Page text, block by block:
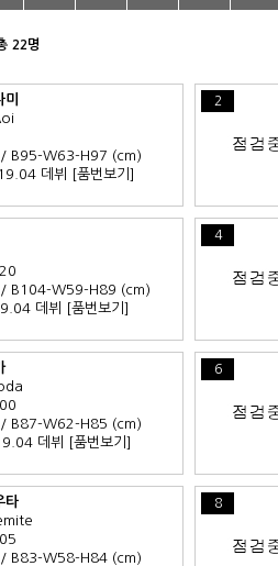
22명
B95-W63-H97 (cm)
데뷔
[품번보기]
2
B104-W59-H89 (cm)
데뷔
[품번보기]
4
B87-W62-H85 (cm)
데뷔
[품번보기]
6
타
B83-W58-H84 (cm)
8